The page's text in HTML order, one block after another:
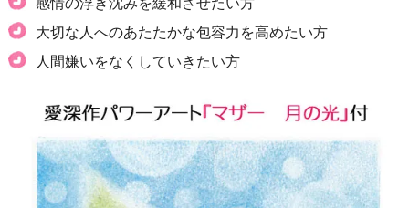
感情の浮き沈みを緩和させたい方
大切な人へのあたたかな包容力を高めたい方
人間嫌いをなくしていきたい方